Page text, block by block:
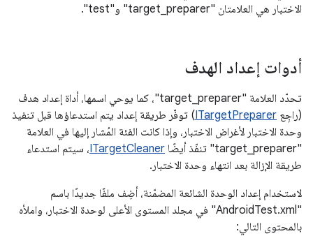
الاختبار هي العلامتان "target_preparer" و"test".
أدوات إعداد الهدف
تحدّد العلامة "target_preparer"، كما يوحي اسمها، أداة إعداد هدف
(راجِع ITargetPreparer) توفّر طريقة إعداد يتم استدعاؤها قبل تنفيذ
وحدة الاختبار لأغراض الاختبار، وإذا كانت الفئة المُشار إليها في العلامة
"target_preparer" تنفّذ أيضًا
ITargetCleaner، سيتم استدعاء
طريقة الإزالة بعد انتهاء وحدة الاختبار.
لاستخدام إعداد الوحدة الشائعة المضمّنة، أضِف ملفًا جديدًا باسم
"AndroidTest.xml" في مجلد المستوى الأعلى لوحدة الاختبار، واملأه
بالمحتوى التالي: